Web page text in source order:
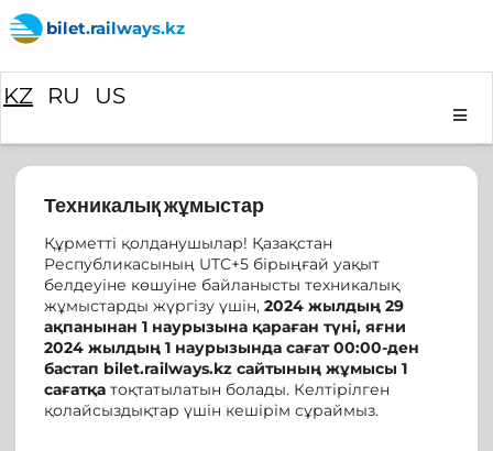
bilet.railways.kz
KZ RU US
Техникалық жұмыстар
Құрметті қолданушылар! Қазақстан
Республикасының UTC+5 бірыңғай уақыт
белдеуіне көшуіне байланысты техникалық
жұмыстарды жүргізу үшін,2024 жылдың 29
ақпанынан 1 наурызына қараған түні, яғни
2024 жылдың 1 наурызында сағат 00:00-ден
бастап bilet.railways.kz сайтының жұмысы 1
сағатқа тоқтатылатын болады. Келтірілген
қолайсыздықтар үшін кешірім сұраймыз.